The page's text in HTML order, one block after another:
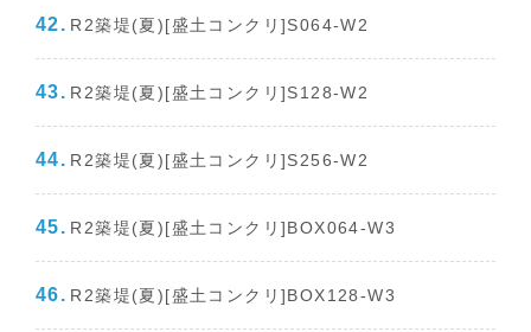
R2築堤(夏)[盛土コンクリ]S064-W2
R2築堤(夏)[盛土コンクリ]S128-W2
R2築堤(夏)[盛土コンクリ]S256-W2
R2築堤(夏)[盛土コンクリ]BOX064-W3
R2築堤(夏)[盛土コンクリ]BOX128-W3